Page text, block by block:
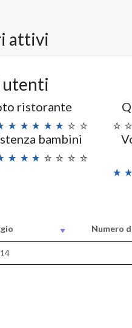
attivi
utenti
ristorante
bambini
Numero